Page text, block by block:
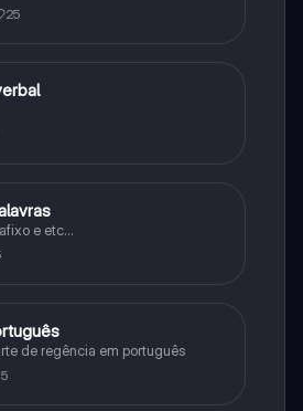
25
e etc...
de regência em português